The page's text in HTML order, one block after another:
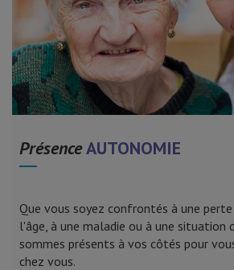
PrésenceAUTONOMIE
Que vous soyez confrontés à une
l'âge, à une maladie ou à une situation
sommes présents à vos côtés pour
chez vous.